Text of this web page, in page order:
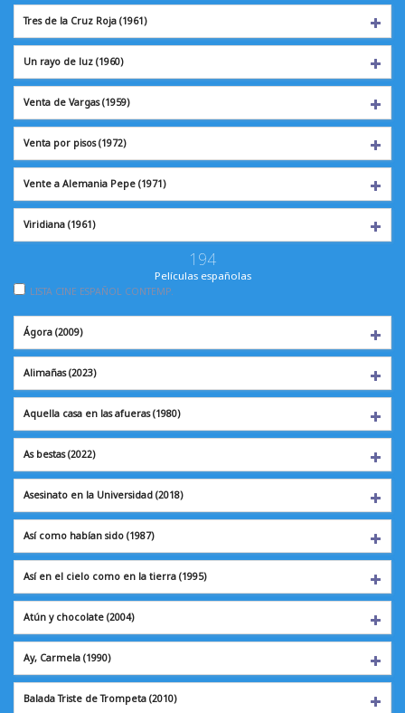
Tres de la Cruz Roja (1961)
Un rayo de luz (1960)
Venta de Vargas(1959)
Venta por pisos(1972)
Vente a Alemania Pepe (1971)
Viridiana (1961)
194
Películas españolas
LISTA CINE ESPAÑOL CONTEMP.
Ágora (2009)
Alimañas(2023)
Aquella casa en las afueras (1980)
As bestas(2022)
Asesinato en la Universidad (2018)
Así como habían sido (1987)
Así en el cielo como en la tierra (1995)
Atún y chocolate (2004)
Ay, Carmela (1990)
Balada Triste de Trompeta (2010)